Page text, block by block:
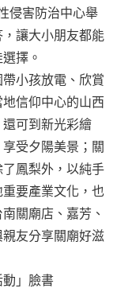
侵害防治中心舉
讓大小朋友都能
擇。
小孩放電、欣賞
信仰中心的山西
可到新光彩繪
受夕陽美景；關
鳳梨外，以純手
要產業文化，也
關廟店、嘉芳、
友分享關廟好滋
」臉書